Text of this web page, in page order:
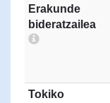
Erakunde
bideratzailea
Tokiko